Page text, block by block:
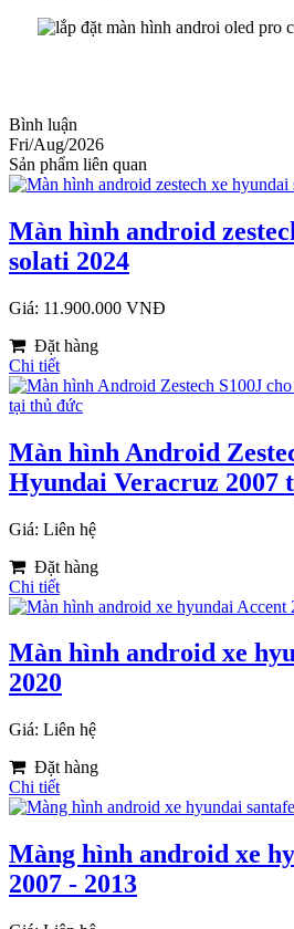
Bình luận
Fri/Aug/2026
Sản phẩm liên quan
Màn hình android
solati 2024
Giá: 11.900.000 VNĐ
Đặt hàng
Chi tiết
Màn hình Android
Hyundai Veracruz 2007
Giá: Liên hệ
Đặt hàng
Chi tiết
Màn hình android xe
2020
Giá: Liên hệ
Đặt hàng
Chi tiết
Màng hình android xe
2007 - 2013